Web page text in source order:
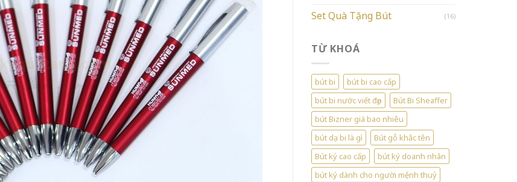
Set Quà Tặng Bút (16)
TỪ KHOÁ
bút bi
bút bi cao cấp
bút bi nước viết đẹp
Bút Bi Sheaffer
bút Bizner giá bao nhiêu
bút dạ bi là gì
Bút gỗ khắc tên
Bút ký cao cấp
bút ký doanh nhân
bút ký dành cho người mệnh thuỷ